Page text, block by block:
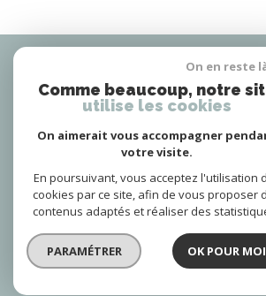
adhérons
Nous
suivre
© 2026 | Tous droits réservés | Traduction powered by
Plan du site
Mentions légales Admin Partenaires
On en reste
Comme beaucoup, notre
utilise les cookies
On aimerait vous accompagner
votre visite.
En poursuivant, vous acceptez l'utilisation
cookies par ce site, afin de vous proposer
contenus adaptés et réaliser des
PARAMÉTRER OK POUR